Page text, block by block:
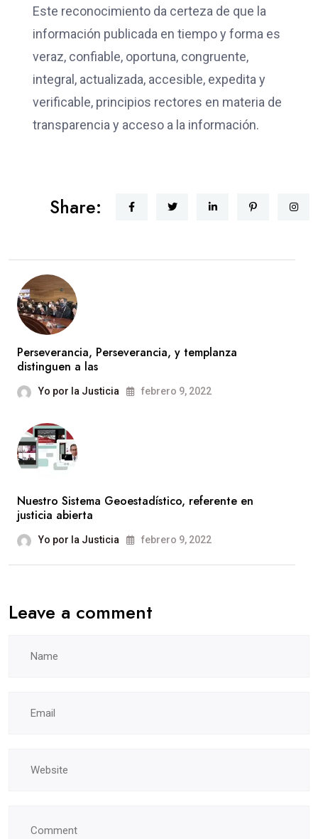
Este reconocimiento da certeza de que la
información publicada en tiempo y forma es
veraz, confiable, oportuna, congruente,
integral, actualizada, accesible, expedita y
verificable, principios rectores en materia de
transparencia y acceso a la información.
Share:
Perseverancia, Perseverancia, y templanza
distinguen a las
Yo por la Justicia febrero 9, 2022
Nuestro Sistema Geoestadístico, referente en
justicia abierta
Yo por la Justicia febrero 9, 2022
Leave a comment